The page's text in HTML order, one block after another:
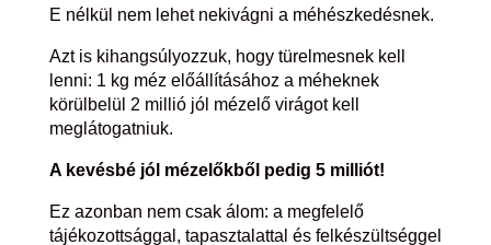
E nélkül nem lehet nekivágni a méhészkedésnek.
Azt is kihangsúlyozzuk, hogy türelmesnek kell
lenni: 1 kg méz előállításához a méheknek
körülbelül 2 millió jól mézelő virágot kell
meglátogatniuk.
A kevésbé jól mézelőkből pedig 5 milliót!
Ez azonban nem csak álom: a megfelelő
tájékozottsággal, tapasztalattal és felkészültséggel